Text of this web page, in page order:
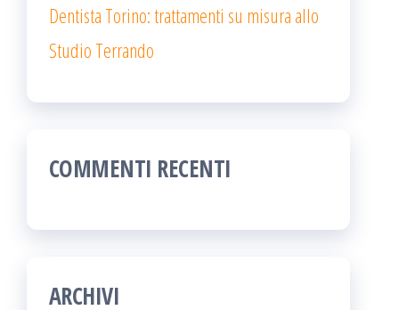
Dentista Torino: trattamenti su misura allo
Studio Terrando
COMMENTI RECENTI
ARCHIVI